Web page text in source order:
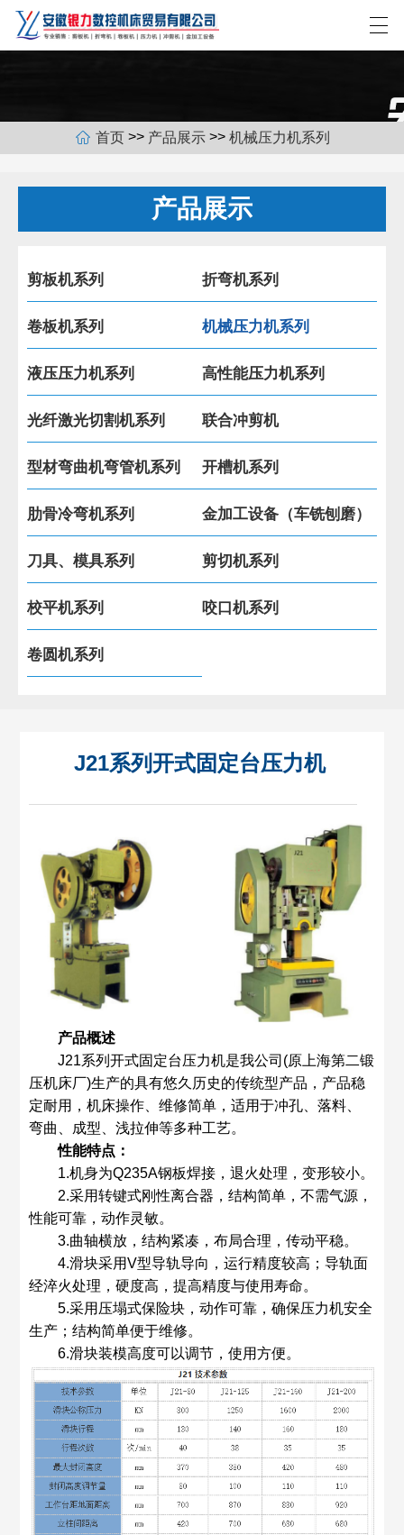
网站首页
关于我们
产品展示
新闻中心
联系我们
首页 >> 产品展示 >> 机械压力机系列
产品展示
剪板机系列 折弯机系列
卷板机系列 机械压力机系列
液压压力机系列 高性能压力机系列
光纤激光切割机系列 联合冲剪机
型材弯曲机弯管机系列 开槽机系列
肋骨冷弯机系列 金加工设备（车铣刨磨）
刀具、模具系列 剪切机系列
校平机系列 咬口机系列
卷圆机系列
J21系列开式固定台压力机
产品概述
J21系列开式固定台压力机是我公司(原上海第二锻
压机床厂)生产的具有悠久历史的传统型产品，产品稳
定耐用，机床操作、维修简单，适用于冲孔、落料、
弯曲、成型、浅拉伸等多种工艺。
性能特点：
1.机身为Q235A钢板焊接，退火处理，变形较小。
2.采用转键式刚性离合器，结构简单，不需气源，
性能可靠，动作灵敏。
3.曲轴横放，结构紧凑，布局合理，传动平稳。
4.滑块采用V型导轨导向，运行精度较高；导轨面
经淬火处理，硬度高，提高精度与使用寿命。
5.采用压塌式保险块，动作可靠，确保压力机安全
生产；结构简单便于维修。
6.滑块装模高度可以调节，使用方便。